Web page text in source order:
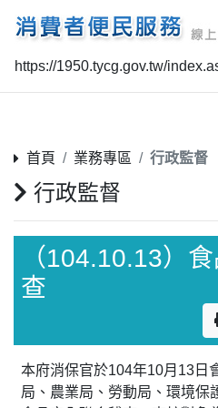
https://1950.tycg.gov.tw/
首頁 業務專區 行政監督
行政監督
（104.10.13）
查
本府消保官於104年10月13日
局、農業局、勞動局、環境保